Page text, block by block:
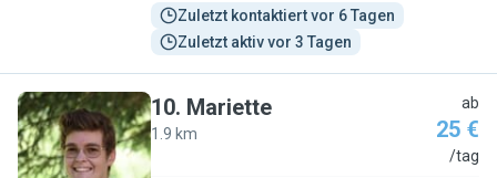
Zuletzt kontaktiert vor 6 Tagen
Zuletzt aktiv vor 3 Tagen
M
10. Mariette
1.9 km
ab
25 €
/tag